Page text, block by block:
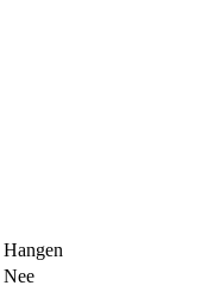
Hangen
Nee